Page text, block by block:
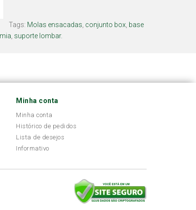
Tags: Molas ensacadas conjunto box base
suporte lombar.
Minha conta
Minha conta
Histórico de pedidos
Lista de desejos
Informativo